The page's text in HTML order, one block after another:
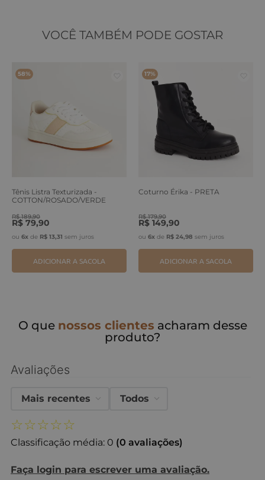
VOCÊ TAMBÉM PODE GOSTAR
58%
Tênis Listra Texturizada -
COTTON/ROSADO/VERDE
R$ 189,90
R$ 79,90
ou 6x de R$ 13,31 sem juros
ADICIONAR A SACOLA
17%
Coturno Érika - PRETA
R$ 179,90
R$ 149,90
ou 6x de R$ 24,98 sem juros
ADICIONAR A SACOLA
O que nossos clientes acharam desse
produto?
Avaliações
☆☆☆☆☆
Classificação média: 0 (0 avaliações)
Faça login para escrever uma avaliação.
Mais recentes Todos